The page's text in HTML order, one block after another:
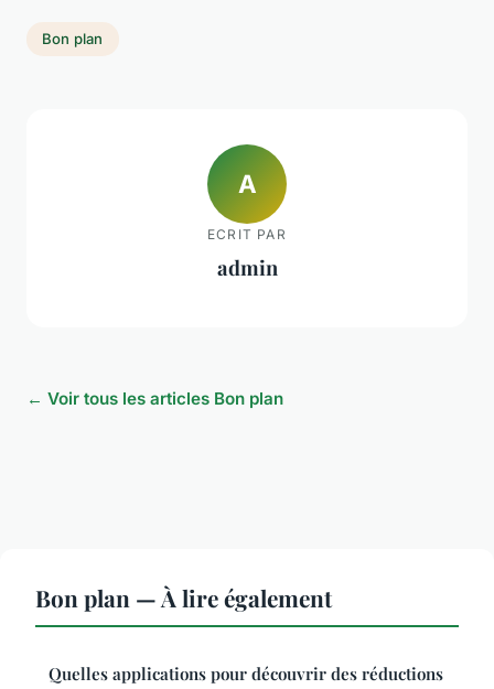
Bon plan
A
ECRIT PAR
admin
← Voir tous les articles Bon plan
Bon plan — À lire également
Quelles applications pour découvrir des réductions